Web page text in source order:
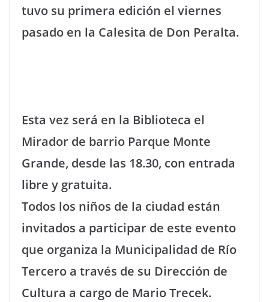
tuvo su primera edición el viernes
pasado en la Calesita de Don Peralta.
Esta vez será en la Biblioteca el
Mirador de barrio Parque Monte
Grande, desde las 18.30, con entrada
libre y gratuita.
Todos los niños de la ciudad están
invitados a participar de este evento
que organiza la Municipalidad de Río
Tercero a través de su Dirección de
Cultura a cargo de Mario Trecek.